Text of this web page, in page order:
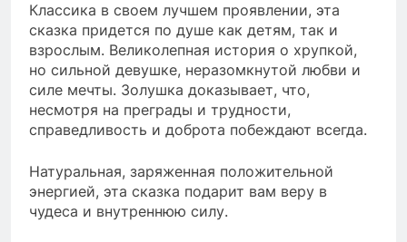
Классика в своем лучшем проявлении, эта
сказка придется по душе как детям, так и
взрослым. Великолепная история о хрупкой,
но сильной девушке, неразомкнутой любви и
силе мечты. Золушка доказывает, что,
несмотря на преграды и трудности,
справедливость и доброта побеждают всегда.
Натуральная, заряженная положительной
энергией, эта сказка подарит вам веру в
чудеса и внутреннюю силу.